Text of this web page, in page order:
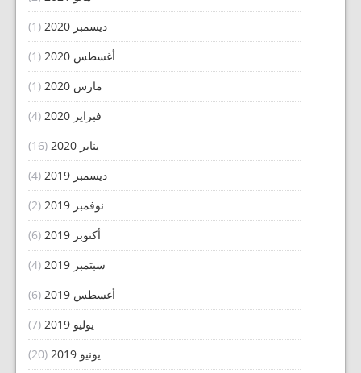
ديسمبر 2020
(1)
أغسطس 2020
(1)
مارس 2020
(1)
فبراير 2020
(4)
يناير 2020
(16)
ديسمبر 2019
(4)
نوفمبر 2019
(2)
أكتوبر 2019
(6)
سبتمبر 2019
(4)
أغسطس 2019
(6)
يوليو 2019
(7)
يونيو 2019
(20)